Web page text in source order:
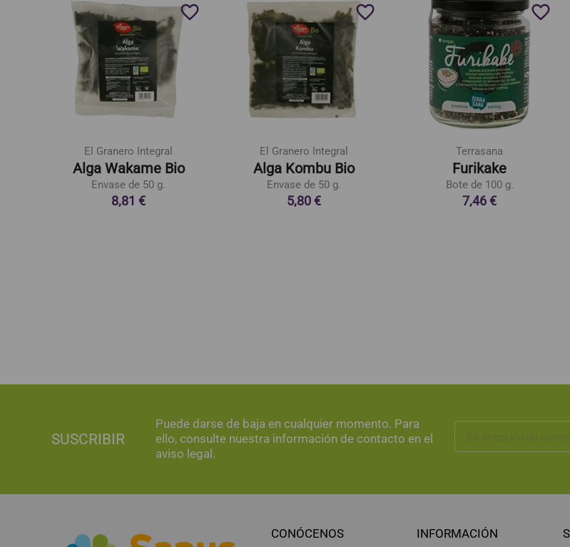
El Granero Integral
Alga Wakame Bio
Envase de 50 g.
8,81 €
favorite_border
El Granero Integral
Alga Kombu Bio
Envase de 50 g.
5,80 €
favorite_border
Terrasana
Furikake
Bote de 100 g.
7,46 €
favorite_border
SUSCRIBIR
Puede darse de baja en cualquier momento. Para
ello, consulte nuestra información de contacto en el
aviso legal.
CONÓCENOS INFORMACIÓN